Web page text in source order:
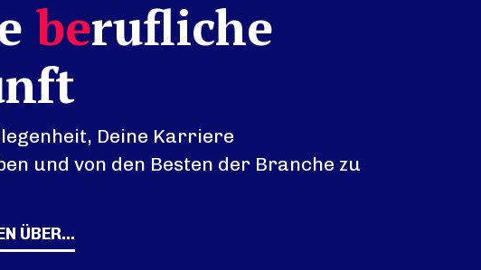
berufliche
Deine Karriere
und von den Besten der Branche zu
ÜBER...